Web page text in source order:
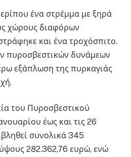
ένα στρέμμα με ξηρά
χώρους διαφόρων
και ένα τροχόσπιτο.
πυροσβεστικών δυνάμεων
εξάπλωση της πυρκαγιάς
του Πυροσβεστικού
έως και τις 26
συνολικά 345
282.362,76 ευρώ, ενώ